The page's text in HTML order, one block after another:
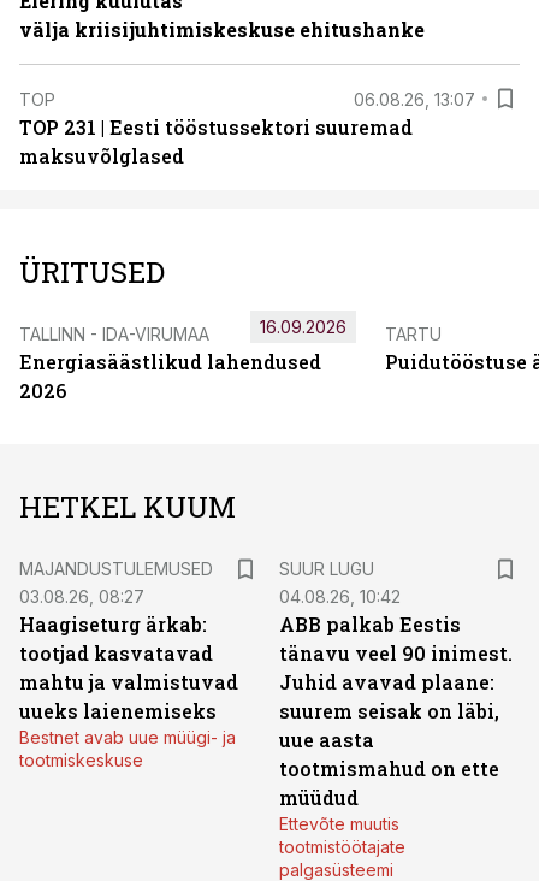
välja kriisijuhtimiskeskuse ehitushanke
TOP 06.08.26, 13:07
TOP 231 | Eesti tööstussektori suuremad
maksuvõlglased
ÜRITUSED
TALLINN - IDA-VIRUMAA
Energiasäästlikud lahendused
2026
16.09.2026 TARTU
Puidutööstuse
HETKEL KUUM
MAJANDUSTULEMUSED
03.08.26, 08:27
Haagiseturg ärkab:
tootjad kasvatavad
mahtu ja valmistuvad
uueks laienemiseks
Bestnet avab uue müügi- ja
tootmiskeskuse
SUUR LUGU
04.08.26, 10:42
ABB palkab Eestis
tänavu veel 90 inimest.
Juhid avavad plaane:
suurem seisak on läbi,
uue aasta
tootmismahud on ette
müüdud
Ettevõte muutis
tootmistöötajate
palgasüsteemi